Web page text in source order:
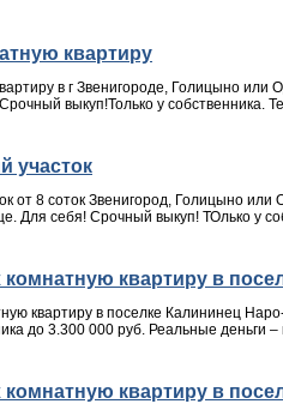
квартиру
в г Звенигороде, Голицыно
выкуп!Только у собственника.
участок
от 8 соток Звенигород, Голицыно
Для себя! Срочный выкуп! ТОлько у
комнатную квартиру в
квартиру в поселке Калининец
до 3.300 000 руб. Реальные деньги
комнатную квартиру в